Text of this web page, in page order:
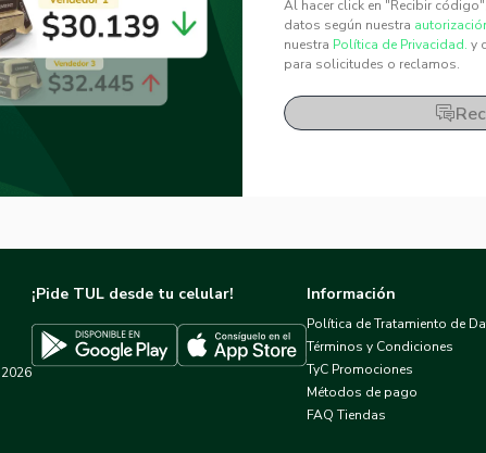
Al hacer click en "Recibir
datos según nuestra
nuestra Política de Privacidad. y
para solicitudes o reclamos.
2026
¡Pide TUL desde tu celular!
Descargar TUL en Google PlayDescargar TUL en App Store
Información
Política de Tratamiento de
Términos y Condiciones
TyC Promociones
Métodos de pago
FAQ Tiendas